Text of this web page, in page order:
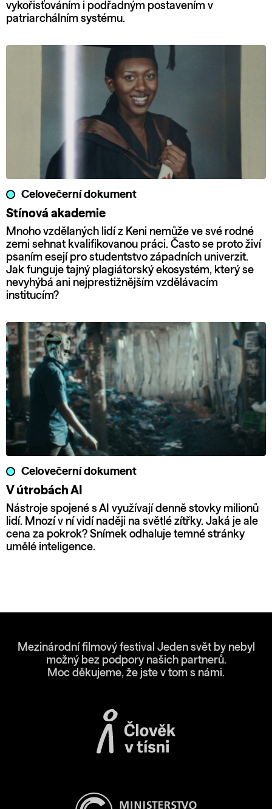
vykořisťováním i podřadným postavením v
patriarchálním systému.
Celovečerní dokument
Stínová akademie
Mnoho vzdělaných lidí z Keni nemůže ve své rodné
zemi sehnat kvalifikovanou práci. Často se proto živí
psaním esejí pro studentstvo západních univerzit.
Jak funguje tajný plagiátorský ekosystém, který se
nevyhýbá ani nejprestižnějším vzdělávacím
institucím?
Celovečerní dokument
V útrobách AI
Nástroje spojené s AI využívají denně stovky milionů
lidí. Mnozí v ní vidí naději na světlé zítřky. Jaká je ale
cena za pokrok? Snímek odhaluje temné stránky
umělé inteligence.
Mezinárodní filmový festival Jeden svět by nebyl
možný bez podpory našich partnerů.
Moc děkujeme, že jste v tom s námi.